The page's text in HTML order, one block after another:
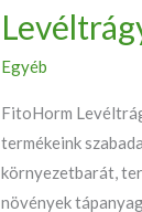
Egyéb
FitoHorm
termékeink
környezetbarát,
növények
Levéltrágya